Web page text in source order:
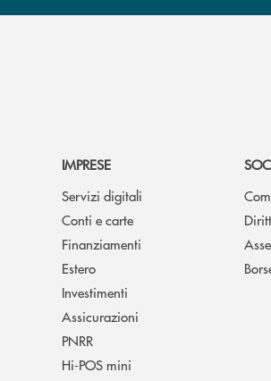
IMPRESE
Servizi digitali
Conti e carte
Finanziamenti
Estero
Investimenti
Assicurazioni
PNRR
Hi-POS mini